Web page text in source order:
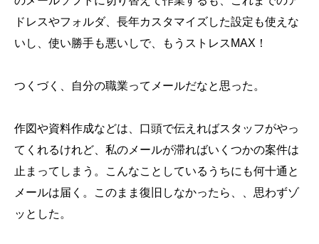
ドレスやフォルダ、長年カスタマイズした設定も使えな
いし、使い勝手も悪いしで、もうストレスMAX！
つくづく、自分の職業ってメールだなと思った。
作図や資料作成などは、口頭で伝えればスタッフがやっ
てくれるけれど、私のメールが滞ればいくつかの案件は
止まってしまう。こんなことしているうちにも何十通と
メールは届く。このまま復旧しなかったら、、思わずゾ
ッとした。